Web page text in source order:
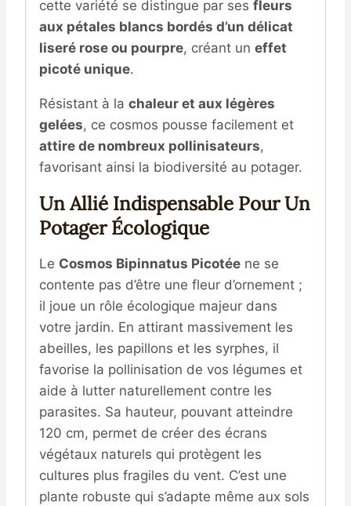
cette variété se distingue par ses fleurs
aux pétales blancs bordés d’un délicat
liseré rose ou pourpre, créant un effet
picoté unique.
Résistant à la chaleur et aux légères
gelées, ce cosmos pousse facilement et
attire de nombreux pollinisateurs,
favorisant ainsi la biodiversité au potager.
Un Allié Indispensable Pour Un
Potager Écologique
Le Cosmos Bipinnatus Picotée ne se
contente pas d’être une fleur d’ornement ;
il joue un rôle écologique majeur dans
votre jardin. En attirant massivement les
abeilles, les papillons et les syrphes, il
favorise la pollinisation de vos légumes et
aide à lutter naturellement contre les
parasites. Sa hauteur, pouvant atteindre
120 cm, permet de créer des écrans
végétaux naturels qui protègent les
cultures plus fragiles du vent. C’est une
plante robuste qui s’adapte même aux sols